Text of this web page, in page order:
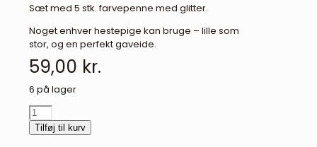
Sæt med 5 stk. farvepenne med glitter.
Noget enhver hestepige kan bruge – lille som
stor, og en perfekt gaveide.
59,00 kr.
6 på lager
Miss
Melody
glitter
Tilføj til kurv